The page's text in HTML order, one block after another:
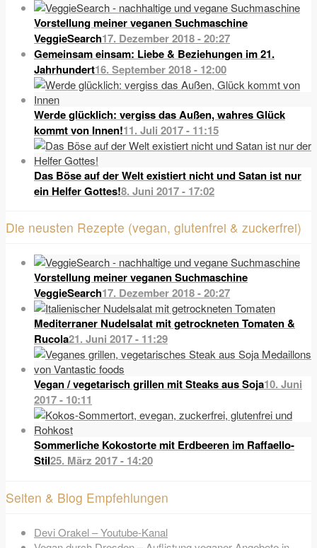
Vorstellung meiner veganen Suchmaschine
VeggieSearch17. Dezember 2018 - 20:27
Gemeinsam einsam: Liebe & Beziehungen im 21.
Jahrhundert16. September 2018 - 12:00
Werde glücklich: vergiss das Außen, wahres Glück
kommt von Innen!11. Juli 2017 - 11:15
Das Böse auf der Welt existiert nicht und Satan ist nur
ein Helfer Gottes!8. Juni 2017 - 17:02
Die neusten Rezepte (vegan, glutenfrei & zuckerfrei)
Vorstellung meiner veganen Suchmaschine
VeggieSearch17. Dezember 2018 - 20:27
Mediterraner Nudelsalat mit getrockneten Tomaten &
Rucola21. Juni 2017 - 11:29
Vegan / vegetarisch grillen mit Steaks aus Soja10. Juni
2017 - 10:11
Sommerliche Kokostorte mit Erdbeeren im Raffaello-
Stil25. März 2017 - 14:20
Seiten & Blog Empfehlungen
Devi Orakel – Youtube-Kanal